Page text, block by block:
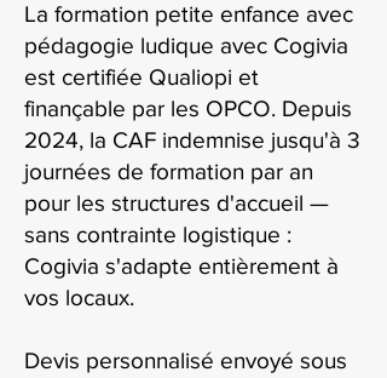
La formation petite enfance avec
pédagogie ludique avec Cogivia
est certifiée Qualiopi et
finançable par les OPCO. Depuis
2024, la CAF indemnise jusqu'à 3
journées de formation par an
pour les structures d'accueil —
sans contrainte logistique :
Cogivia s'adapte entièrement à
vos locaux.
Devis personnalisé envoyé sous